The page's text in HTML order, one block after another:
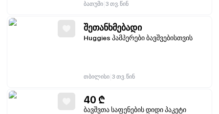
ბათუმი 3 თვ. წინ
შეთანხმებადი
Huggies პამპერები ბავშვებისთვის
თბილისი 3 თვ. წინ
40 ₾
ბავშვთა საფენების დიდი პაკეტი